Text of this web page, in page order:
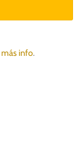
más info.